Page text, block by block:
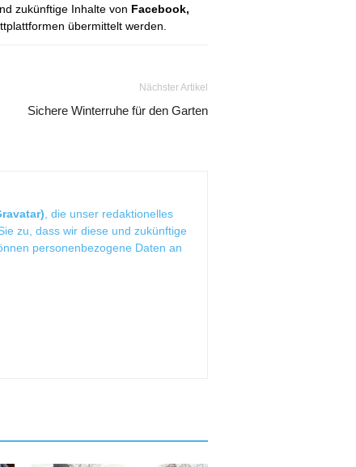
zukünftige Inhalte von Facebook,
übermittelt werden.
Nächster Artikel
Sichere Winterruhe für den Garten
, die unser redaktionelles
zu, dass wir diese und zukünftige
personenbezogene Daten an